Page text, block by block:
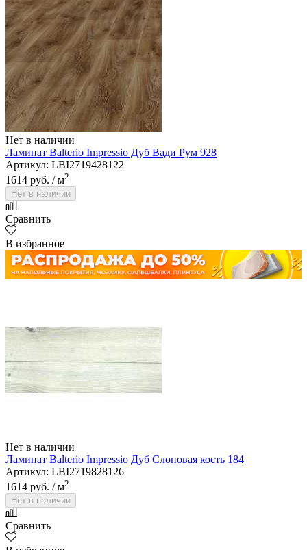
Нет в наличии
Ламинат Balterio Impressio Дуб Вади Рум 928
Артикул: LBI2719428122
1614 руб. / м2
Нет в наличии
Сравнить
В избранное
Нет в наличии
Ламинат Balterio Impressio Дуб Слоновая кость 184
Артикул: LBI2719828126
1614 руб. / м2
Нет в наличии
Сравнить